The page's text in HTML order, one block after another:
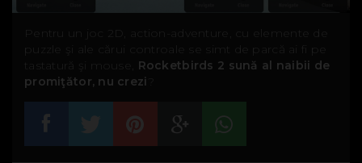
Pentru un joc 2D, action-adventure, cu elemente de
puzzle şi ale cărui controale se simt de parcă ai fi pe
tastatură şi mouse, Rocketbirds 2 sună al naibii de
promiţător, nu crezi